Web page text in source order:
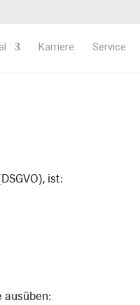
Karriere Service
ist:
ausüben: